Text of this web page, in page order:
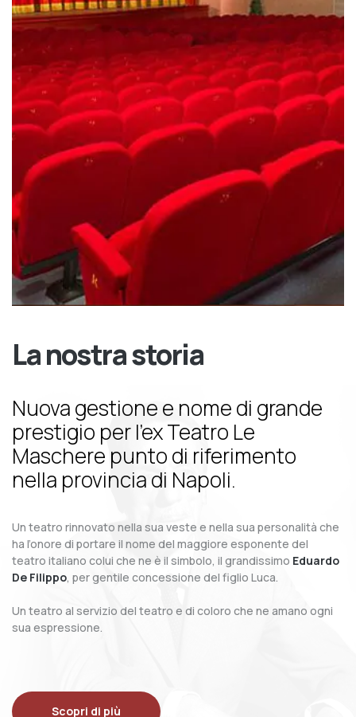
La nostra storia
Nuova gestione e nome di grande
prestigio per l’ex Teatro Le
Maschere punto di riferimento
nella provincia di Napoli.
Un teatro rinnovato nella sua veste e nella sua personalità che
ha l’onore di portare il nome del maggiore esponente del
teatro italiano colui che ne è il simbolo, il grandissimo Eduardo
De Filippo, per gentile concessione del figlio Luca.
Un teatro al servizio del teatro e di coloro che ne amano ogni
sua espressione.
Scopri di più